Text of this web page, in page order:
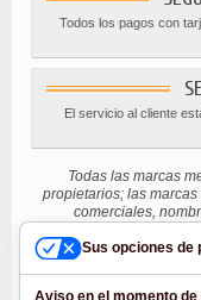
Todos los pagos con
El servicio al cliente
Todas las marcas
propietarios; las
comerciales,
propietarios o marcas
Sus opciones de
Aviso en el momento de